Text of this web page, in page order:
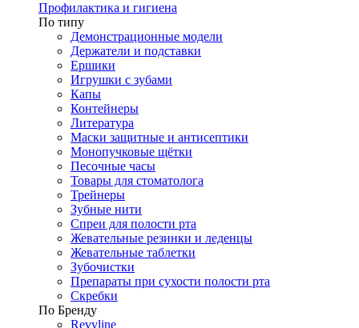
Профилактика и гигиена
По типу
Демонстрационные модели
Держатели и подставки
Ершики
Игрушки с зубами
Капы
Контейнеры
Литература
Маски защитные и антисептики
Монопучковые щётки
Песочные часы
Товары для стоматолога
Трейнеры
Зубные нити
Спреи для полости рта
Жевательные резинки и леденцы
Жевательные таблетки
Зубочистки
Препараты при сухости полости рта
Скребки
По Бренду
Revyline